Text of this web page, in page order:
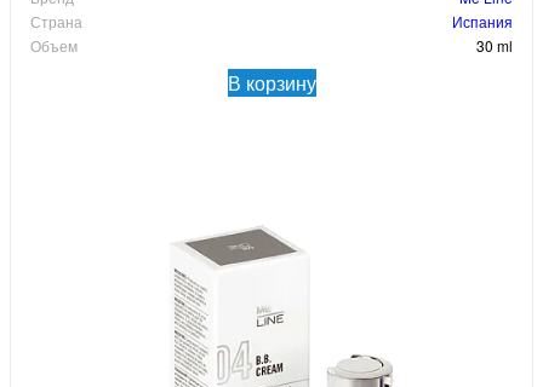
Страна
Испания
Объем
30 ml
В корзину